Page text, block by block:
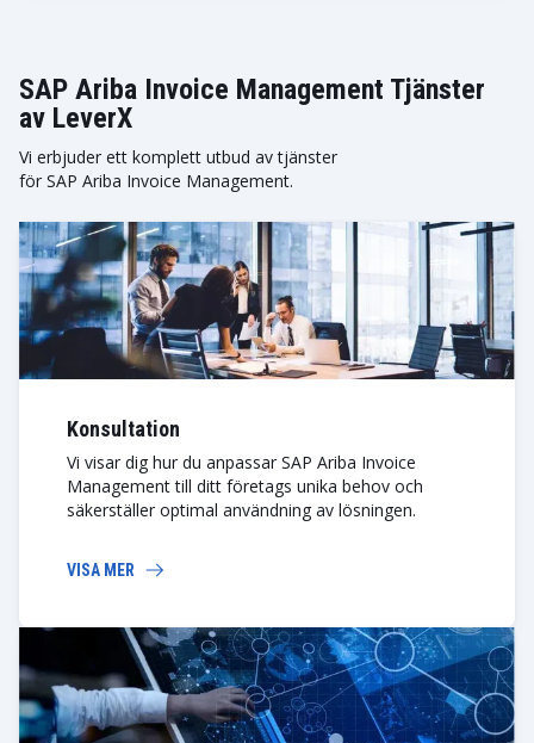
SAP Ariba Invoice Management Tjänster
av LeverX
Vi erbjuder ett komplett utbud av tjänster
för SAP Ariba Invoice Management.
Konsultation
Vi visar dig hur du anpassar SAP Ariba Invoice
Management till ditt företags unika behov och
säkerställer optimal användning av lösningen.
VISA MER